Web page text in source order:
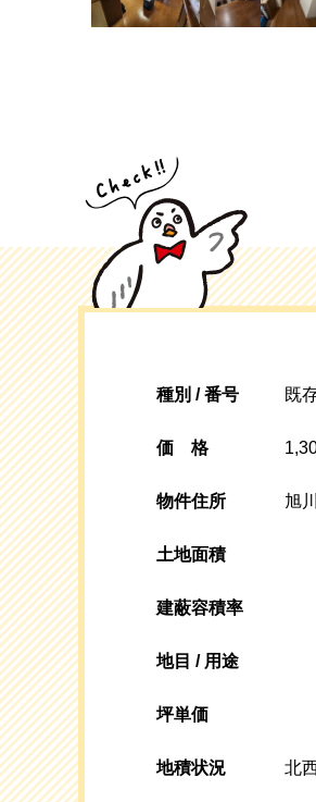
種別 / 番号 既
価格
物件住所 旭
土地面積
建蔽容積率
地目 / 用途
坪単価
地積状況 北